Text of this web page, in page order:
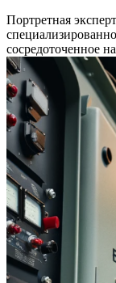
Портретная
сосредоточенное